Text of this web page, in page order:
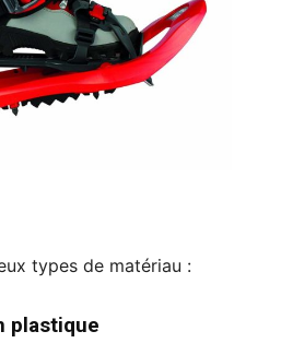
types de matériau :
plastique